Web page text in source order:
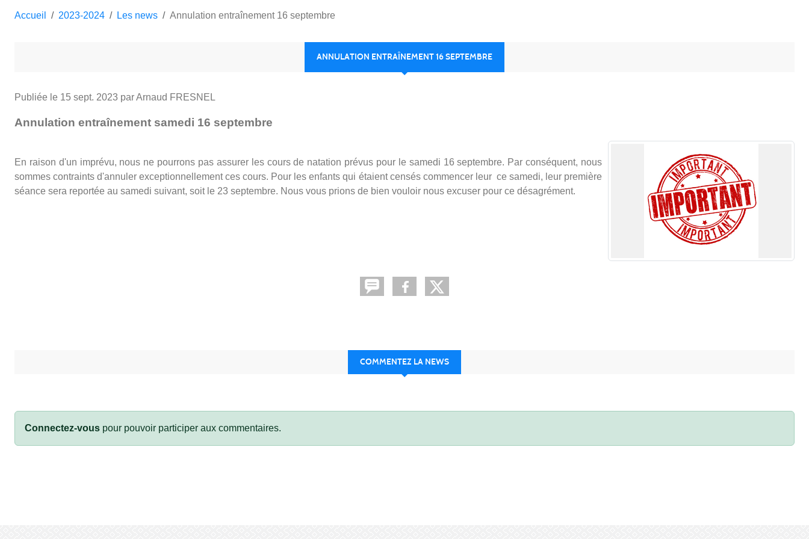
Accueil 2023-2024 Les news Annulation entraînement 16 septembre
ANNULATION ENTRAÎNEMENT 16 SEPTEMBRE
Publiée le 15 sept. 2023 par Arnaud FRESNEL
Annulation entraînement samedi 16 septembre
En raison d'un imprévu, nous ne pourrons pas assurer les cours de natation prévus pour le samedi 16 septembre. Par conséquent, nous
sommes contraints d'annuler exceptionnellement ces cours. Pour les enfants qui étaient censés commencer leur ce samedi, leur première
séance sera reportée au samedi suivant, soit le 23 septembre. Nous vous prions de bien vouloir nous excuser pour ce désagrément.
COMMENTEZ LA NEWS
Connectez-vous pour pouvoir participer aux commentaires.